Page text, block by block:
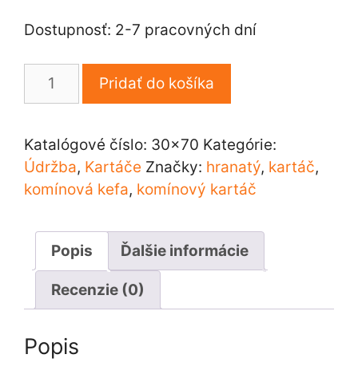
Dostupnosť: 2-7 pracovných dní
množstvo
30x70mm
Pridať do košíka
Katalógové číslo: 30x70 Kategórie:
Údržba, Kartáče Značky: hranatý, kartáč,
komínová kefa, komínový kartáč
Popis Ďalšie informácie
Recenzie (0)
Popis